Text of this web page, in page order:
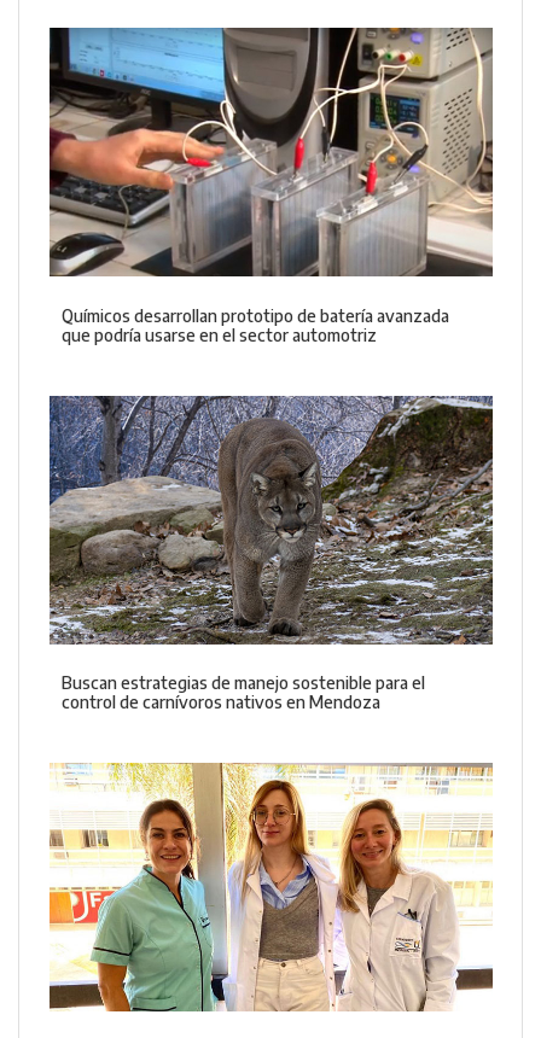
Químicos desarrollan prototipo de batería avanzada
que podría usarse en el sector automotriz
Buscan estrategias de manejo sostenible para el
control de carnívoros nativos en Mendoza